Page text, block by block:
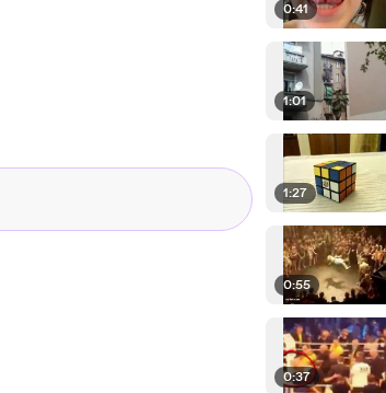
0:41
1:01
1:27
0:55
0:37